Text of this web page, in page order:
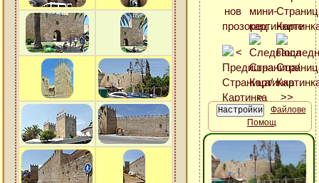
Файлове
Помощ